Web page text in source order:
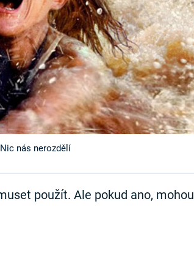
nás nerozdělí
použít. Ale pokud ano, mohou